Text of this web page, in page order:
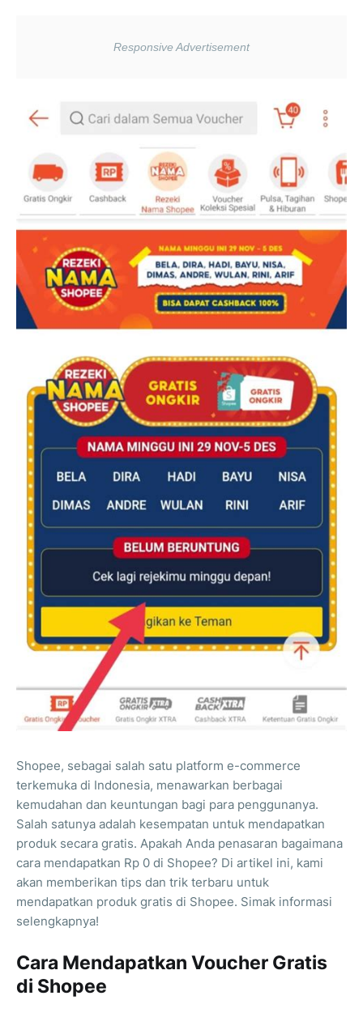
Shopee, sebagai salah satu platform e-commerce
terkemuka di Indonesia, menawarkan berbagai
kemudahan dan keuntungan bagi para penggunanya.
Salah satunya adalah kesempatan untuk mendapatkan
produk secara gratis. Apakah Anda penasaran bagaimana
cara mendapatkan Rp 0 di Shopee? Di artikel ini, kami
akan memberikan tips dan trik terbaru untuk
mendapatkan produk gratis di Shopee. Simak informasi
selengkapnya!
Cara Mendapatkan Voucher Gratis
di Shopee